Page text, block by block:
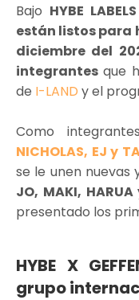
Bajo HYBE
están listos para
diciembre del
integrantes que
de I-LAND y el
Como
NICHOLAS, EJ y
se le unen nuevas
JO, MAKI, HARUA
presentado los
HYBE X
grupo